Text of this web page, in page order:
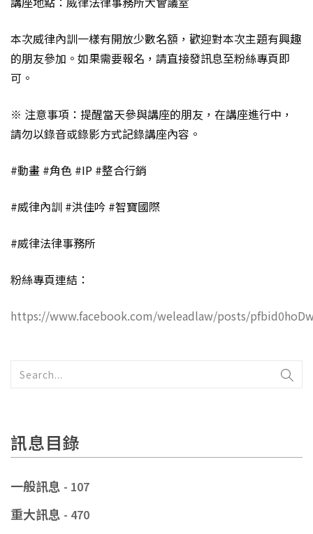
本次威律內訓一樣有開放少數名額，歡迎對本次主題有興趣
的朋友參加。如果需要報名，請直接發訊息至粉絲專頁即
可。​
※ 注意事項：提醒當天參與講座的朋友，在講座進行中，
請勿以錄音或錄影方式記錄講座內容。
#動畫 #角色 #IP #整合行銷
#威律內訓 #洪佳吟 #智寶國際
#威律法律事務所
粉絲專頁連結：
https://www.facebook.com/weleadlaw/posts/
訊息目錄
一般訊息 - 107
重大訊息 - 470